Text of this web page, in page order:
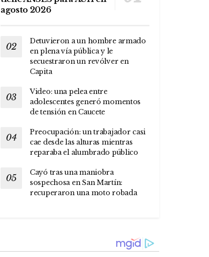
agosto 2026
Detuvieron a un hombre armado
en plena vía pública y le
secuestraron un revólver en
Capita
Video: una pelea entre
adolescentes generó momentos
de tensión en Caucete
Preocupación: un trabajador casi
cae desde las alturas mientras
reparaba el alumbrado público
Cayó tras una maniobra
sospechosa en San Martín:
recuperaron una moto robada